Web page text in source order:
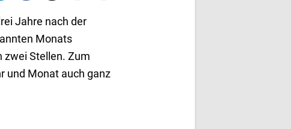
Jahre nach der
Monats
zwei Stellen. Zum
und Monat auch ganz